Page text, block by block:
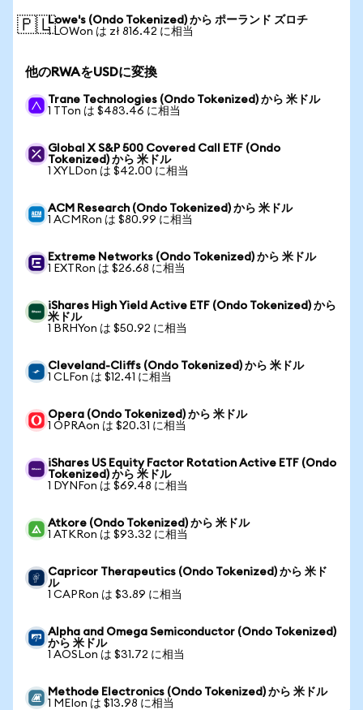
🇵🇱Lowe's (Ondo Tokenized) から ポーランド ズロチ
1 LOWon は zł 816.42 に相当
他のRWAをUSDに変換
Trane Technologies (Ondo Tokenized) から 米ドル
1 TTon は $483.46 に相当
Global X S&P 500 Covered Call ETF (Ondo
Tokenized) から 米ドル
1 XYLDon は $42.00 に相当
ACM Research (Ondo Tokenized) から 米ドル
1 ACMRon は $80.99 に相当
Extreme Networks (Ondo Tokenized) から 米ドル
1 EXTRon は $26.68 に相当
iShares High Yield Active ETF (Ondo Tokenized) から
米ドル
1 BRHYon は $50.92 に相当
Cleveland-Cliffs (Ondo Tokenized) から 米ドル
1 CLFon は $12.41 に相当
Opera (Ondo Tokenized) から 米ドル
1 OPRAon は $20.31 に相当
iShares US Equity Factor Rotation Active ETF (Ondo
Tokenized) から 米ドル
1 DYNFon は $69.48 に相当
Atkore (Ondo Tokenized) から 米ドル
1 ATKRon は $93.32 に相当
Capricor Therapeutics (Ondo Tokenized) から 米ド
ル
1 CAPRon は $3.89 に相当
Alpha and Omega Semiconductor (Ondo Tokenized)
から 米ドル
1 AOSLon は $31.72 に相当
Methode Electronics (Ondo Tokenized) から 米ドル
1 MEIon は $13.98 に相当